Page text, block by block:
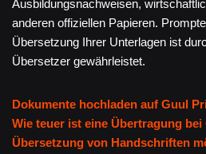
Ausbildungsnachweisen,
anderen offiziellen Papieren.
Übersetzung Ihrer Unterlagen ist
Übersetzer gewährleistet.
Dokumente hochladen auf Guul
Wie teuer ist eine Übertragung
Übersetzung von Handschriften